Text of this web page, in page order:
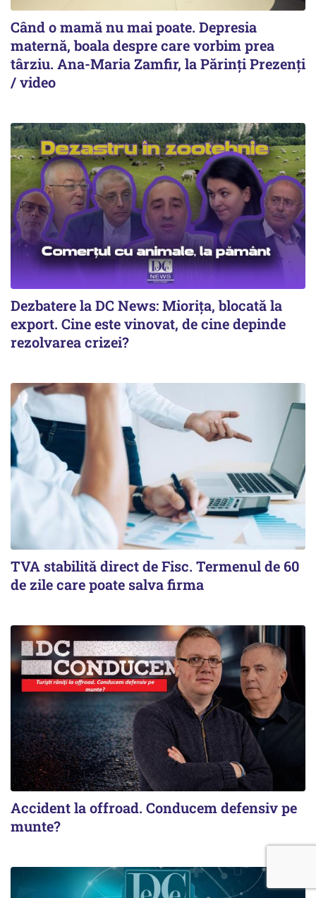
Când o mamă nu mai poate. Depresia
maternă, boala despre care vorbim prea
târziu. Ana-Maria Zamfir, la Părinți Prezenți
/ video
Dezbatere la DC News: Miorița, blocată la
export. Cine este vinovat, de cine depinde
rezolvarea crizei?
TVA stabilită direct de Fisc. Termenul de 60
de zile care poate salva firma
Accident la offroad. Conducem defensiv pe
munte?